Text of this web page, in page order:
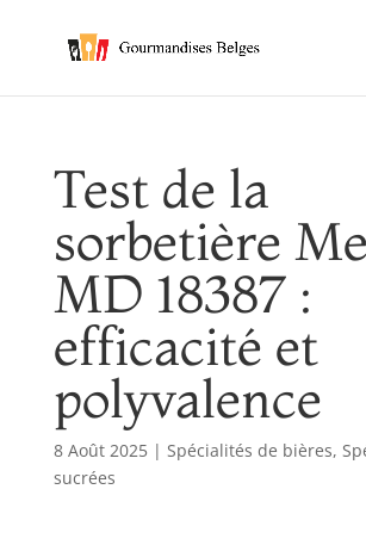
Test de la
sorbetière
MD 18387 :
efficacité et
polyvalence
8 Août 2025| Spécialités de bières,
sucrées